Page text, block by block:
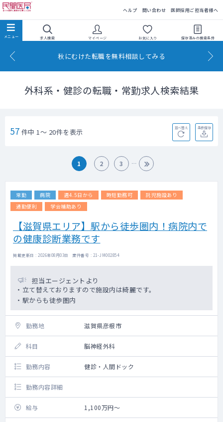
ヘルプ 問い合わせ 医師採用ご担当者様へ
求人検索 マイページ お気に入り 保存済みの検索条件
秋にむけた転職を無料相談してみる
外科系・健診の転職・常勤求人検索結果
57 件中 1～ 20件を表示 並べ替え 条件保存
1 2 3
常勤 病院 週4.5日から 時短勤務可
託児施設あり
通勤便利
学会補助あり
【滋賀県エリア】駅から徒歩圏内！病院内で
の健康診断業務です
掲載更新日 : 2026年08月03日 案件番号 : 21-JM002854
担当エージェントより
・立て替えておりますので施設内は綺麗です。
・駅からも徒歩圏内
勤務地 滋賀県彦根市
科目 脳神経外科
勤務内容 健診・人間ドック
勤務内容詳細
給与 1,100万円～